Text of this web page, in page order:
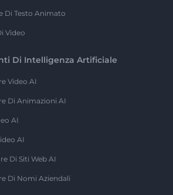
Di Testo Animato
Video
Di Intelligenza Artificiale
Video AI
Di Animazioni AI
AI
AI
Di Siti Web AI
Di Nomi Aziendali